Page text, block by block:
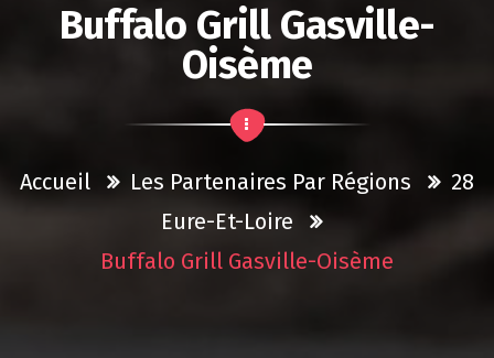
Buffalo Grill Gasville-
Oisème
Accueil Les Partenaires Par Régions
28
Eure-Et-Loire
Buffalo Grill Gasville-Oisème